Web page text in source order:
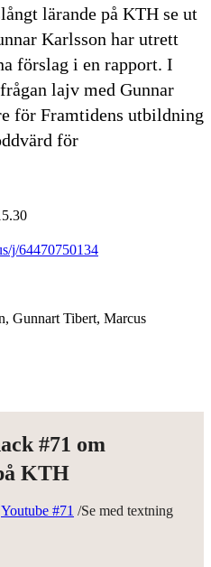
lärande på KTH se ut
Karlsson har utrett
förslag i en rapport. I
lajv med Gunnar
för Framtidens utbildning
för
j/64470750134
Gunnart Tibert, Marcus
#71 om
KTH
Youtube #71 /Se med textning